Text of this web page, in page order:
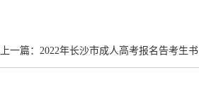
上一篇： 2022年长沙市成人高考报名告考生书